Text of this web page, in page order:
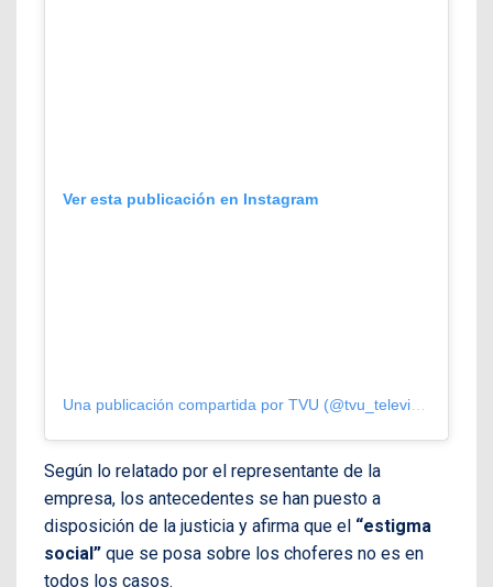
Ver esta publicación en Instagram
Una publicación compartida por TVU (@tvu_television)
Según lo relatado por el representante de la
empresa, los antecedentes se han puesto a
disposición de la justicia y afirma que el “estigma
social” que se posa sobre los choferes no es en
todos los casos.